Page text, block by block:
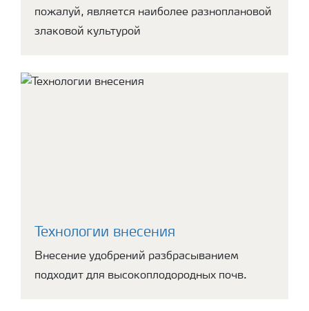
пожалуй, является наиболее разноплановой
злаковой культурой
Технологии внесения
Внесение удобрений разбрасыванием
подходит для высокоплодородных почв.